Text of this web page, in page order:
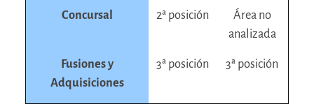
Concursal 2ª posición
Área no
analizada
Fusiones y
Adquisiciones
3ª posición 3ª posición